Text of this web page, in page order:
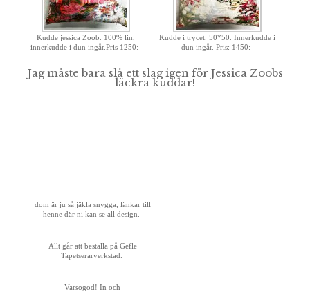
Kudde jessica Zoob. 100% lin,
innerkudde i dun ingår.Pris 1250:-
Kudde i trycet. 50*50. Innerkudde i
dun ingår. Pris: 1450:-
Jag måste bara slå ett slag igen för Jessica Zoobs
läckra kuddar!
dom är ju så jäkla snygga, länkar till
henne där ni kan se all design.
Allt går att beställa på Gefle
Tapetserarverkstad.
Varsogod! In och